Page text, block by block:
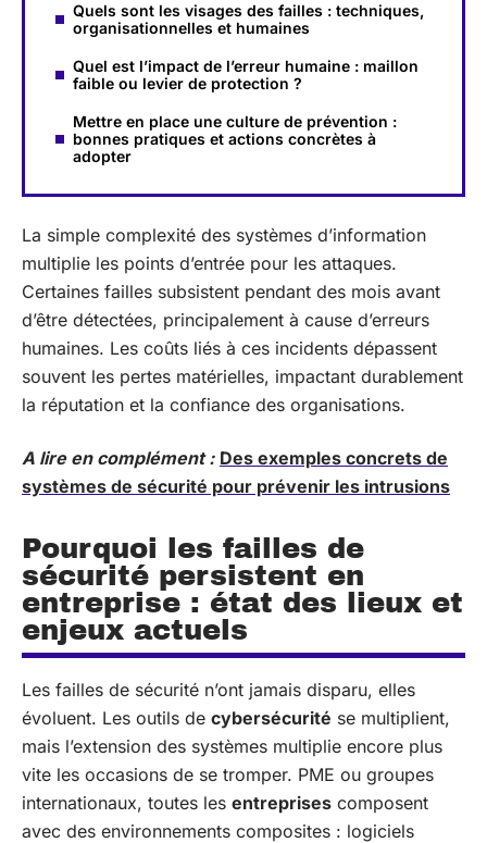
Quels sont les visages des failles : techniques,
organisationnelles et humaines
Quel est l’impact de l’erreur humaine : maillon
faible ou levier de protection ?
Mettre en place une culture de prévention :
bonnes pratiques et actions concrètes à
adopter
La simple complexité des systèmes d’information
multiplie les points d’entrée pour les attaques.
Certaines failles subsistent pendant des mois avant
d’être détectées, principalement à cause d’erreurs
humaines. Les coûts liés à ces incidents dépassent
souvent les pertes matérielles, impactant durablement
la réputation et la confiance des organisations.
A lire en complément : Des exemples concrets de
systèmes de sécurité pour prévenir les intrusions
Pourquoi les failles de
sécurité persistent en
entreprise : état des lieux et
enjeux actuels
Les failles de sécurité n’ont jamais disparu, elles
évoluent. Les outils de cybersécurité se multiplient,
mais l’extension des systèmes multiplie encore plus
vite les occasions de se tromper. PME ou groupes
internationaux, toutes les entreprises composent
avec des environnements composites : logiciels